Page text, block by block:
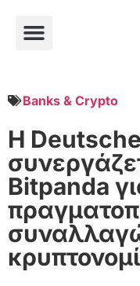
Banks & Crypto
Η
Bitpanda